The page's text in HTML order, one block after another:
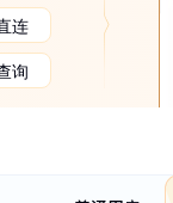
连
询